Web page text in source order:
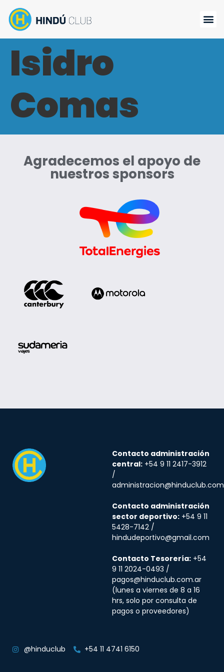
Isidro
Comas
Agradecemos el apoyo de
nuestros sponsors
Contacto administración
central: +54 9 11 2417-3912
/
Contacto administración
sector deportivo: +54 9 11
5428-7142 /
hindudeportivo@gmail.com
Contacto Tesorería: +54
9 11 2024-0493 /
pagos@hinduclub.com.ar
(lunes a viernes de 8 a 16
hrs, solo por consulta de
pagos o proveedores)
@hinduclub +54 11 4741 6150